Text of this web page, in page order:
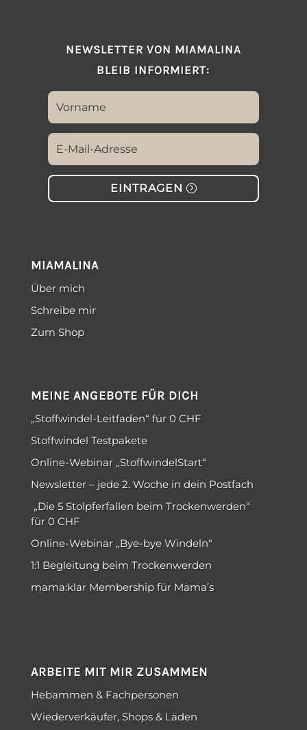
NEWSLETTER VON MIAMALINA
BLEIB INFORMIERT:
EINTRAGEN
MIAMALINA
Über mich
Schreibe mir
Zum Shop
MEINE ANGEBOTE FÜR DICH
„Stoffwindel-Leitfaden“ für 0 CHF
Stoffwindel Testpakete
Online-Webinar „StoffwindelStart“
Newsletter – jede 2. Woche in dein Postfach
„Die 5 Stolpferfallen beim Trockenwerden“
für 0 CHF
Online-Webinar „Bye-bye Windeln“
1:1 Begleitung beim Trockenwerden
mama:klar Membership für Mama’s
ARBEITE MIT MIR ZUSAMMEN
Hebammen & Fachpersonen
Wiederverkäufer, Shops & Läden